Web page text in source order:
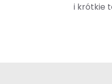
i krótkie